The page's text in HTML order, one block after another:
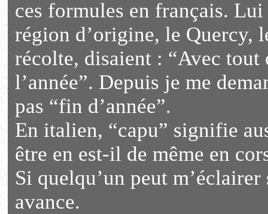
ces formules en français. Lui
région d’origine, le Quercy,
récolte, disaient : “Avec
l’année”. Depuis je me
pas “fin d’année”.
En italien, “capu” signifie
être en est-il de même en
Si quelqu’un peut
avance.